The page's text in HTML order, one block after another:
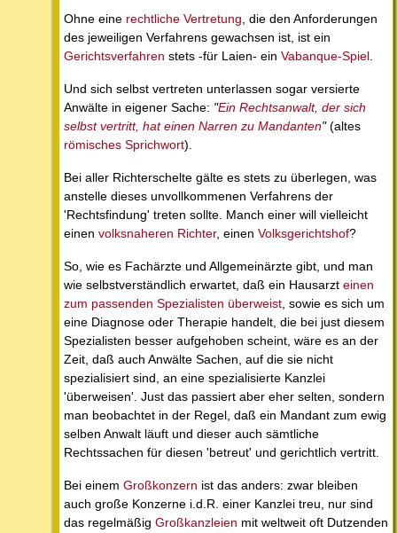
Ohne eine rechtliche Vertretung, die den Anforderungen
des jeweiligen Verfahrens gewachsen ist, ist ein
Gerichtsverfahren stets -für Laien- ein Vabanque-Spiel.
Und sich selbst vertreten unterlassen sogar versierte
Anwälte in eigener Sache: "Ein Rechtsanwalt, der sich
selbst vertritt, hat einen Narren zu Mandanten"(altes
römisches Sprichwort).
Bei aller Richterschelte gälte es stets zu überlegen, was
anstelle dieses unvollkommenen Verfahrens der
'Rechtsfindung' treten sollte. Manch einer will vielleicht
einen volksnaheren Richter, einen Volksgerichtshof?
So, wie es Fachärzte und Allgemeinärzte gibt, und man
wie selbstverständlich erwartet, daß ein Hausarzt einen
zum passenden Spezialisten überweist, sowie es sich um
eine Diagnose oder Therapie handelt, die bei just diesem
Spezialisten besser aufgehoben scheint, wäre es an der
Zeit, daß auch Anwälte Sachen, auf die sie nicht
spezialisiert sind, an eine spezialisierte Kanzlei
'überweisen'. Just das passiert aber eher selten, sondern
man beobachtet in der Regel, daß ein Mandant zum ewig
selben Anwalt läuft und dieser auch sämtliche
Rechtssachen für diesen 'betreut' und gerichtlich vertritt.
Bei einem Großkonzern ist das anders: zwar bleiben
auch große Konzerne i.d.R. einer Kanzlei treu, nur sind
das regelmäßig Großkanzleien mit weltweit oft Dutzenden